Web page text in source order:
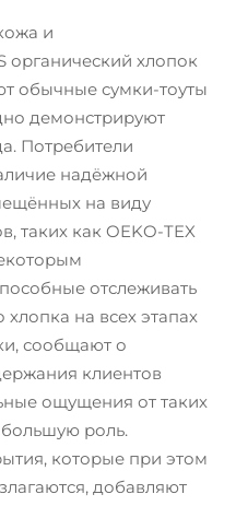
и
органический хлопок
обычные сумки-тоуты
демонстрируют
Потребители
надёжной
на виду
таких как OEKO-TEX
отслеживать
хлопка на всех этапах
сообщают о
клиентов
ощущения от таких
роль.
которые при этом
добавляют